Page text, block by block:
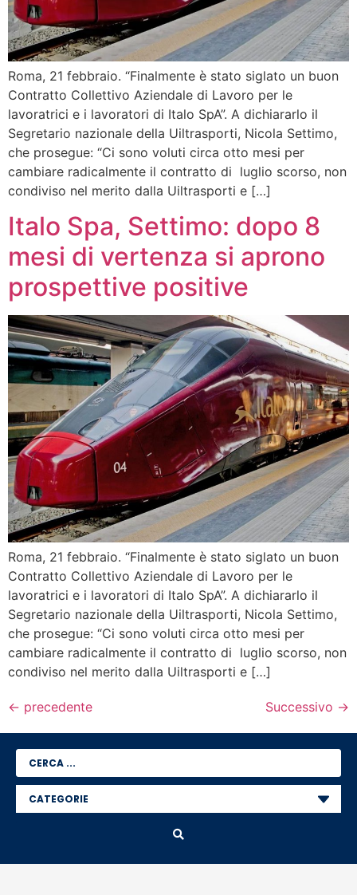
Roma, 21 febbraio. “Finalmente è stato siglato un buon
Contratto Collettivo Aziendale di Lavoro per le
lavoratrici e i lavoratori di Italo SpA”. A dichiararlo il
Segretario nazionale della Uiltrasporti, Nicola Settimo,
che prosegue: “Ci sono voluti circa otto mesi per
cambiare radicalmente il contratto di luglio scorso, non
condiviso nel merito dalla Uiltrasporti e […]
Italo Spa, Settimo: dopo 8
mesi di vertenza si aprono
prospettive positive
Roma, 21 febbraio. “Finalmente è stato siglato un buon
Contratto Collettivo Aziendale di Lavoro per le
lavoratrici e i lavoratori di Italo SpA”. A dichiararlo il
Segretario nazionale della Uiltrasporti, Nicola Settimo,
che prosegue: “Ci sono voluti circa otto mesi per
cambiare radicalmente il contratto di luglio scorso, non
condiviso nel merito dalla Uiltrasporti e […]
← precedente Successivo →